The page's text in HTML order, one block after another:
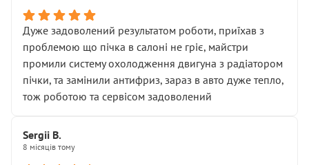
Дуже задоволений результатом роботи, приїхав з
проблемою що пічка в салоні не гріє, майстри
промили систему охолодження двигуна з радіатором
пічки, та замінили антифриз, зараз в авто дуже тепло,
тож роботою та сервісом задоволений
Sergii B.
8 місяців тому